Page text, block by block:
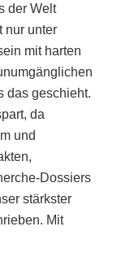
der Welt
nur unter
mit harten
das geschieht.
da
und
Dossiers
stärkster
Mit